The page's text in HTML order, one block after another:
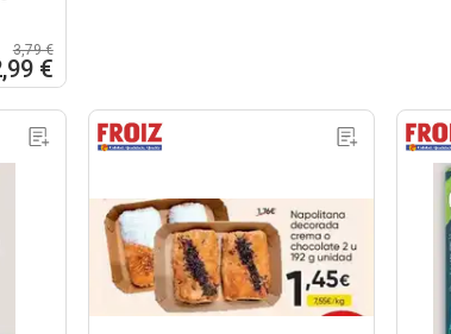
3,79 €
€